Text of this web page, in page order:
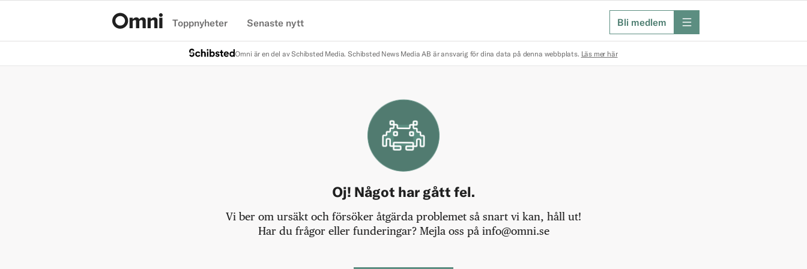
Toppnyheter Senaste nytt Bli medlem meny
Omni är en del av Schibsted Media. Schibsted News Media AB är ansvarig för dina data på denna webbplats. Läs mer här
Oj! Något har gått fel.
Vi ber om ursäkt och försöker åtgärda problemet så snart vi kan, håll ut!
Har du frågor eller funderingar? Mejla oss på info@omni.se